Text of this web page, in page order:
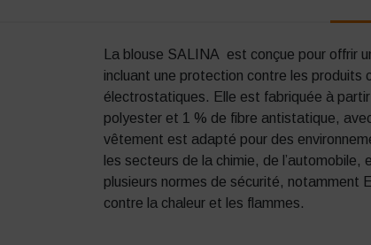
La blouse SALINA est conçue pour offrir
incluant une protection contre les produits
électrostatiques. Elle est fabriquée à
polyester et 1 % de fibre antistatique,
vêtement est adapté pour des
les secteurs de la chimie, de
plusieurs normes de sécurité, notamment
contre la chaleur et les flammes.